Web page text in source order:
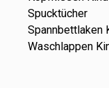
Spucktücher
Spannbettlaken
Waschlappen